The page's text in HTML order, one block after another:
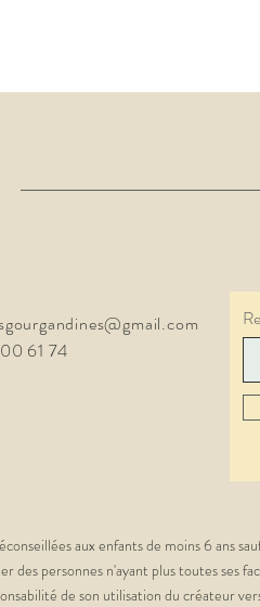
61 74
aux enfants de moins 6 ans
des personnes n'ayant plus toutes ses
de son utilisation du créateur